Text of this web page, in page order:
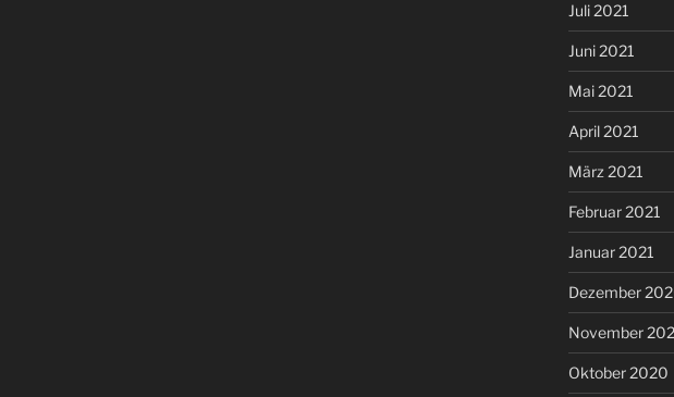
Juli 2021
Juni 2021
Mai 2021
April 2021
März 2021
Februar 2021
Januar 2021
Dezember
November
Oktober 2020